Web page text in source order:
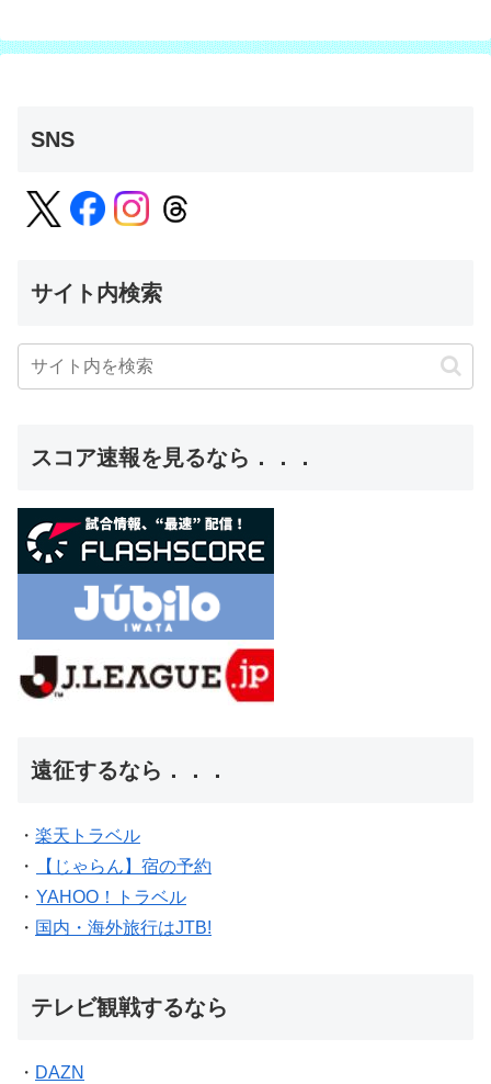
SNS
サイト内検索
スコア速報を見るなら．．．
遠征するなら．．．
・ 楽天トラベル
・
【じゃらん】宿の予約
・ YAHOO！トラベル
・ 国内・海外旅行はJTB!
テレビ観戦するなら
・ DAZN